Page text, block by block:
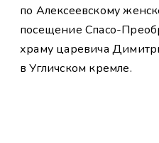
по Алексеевскому
посещение Спасо-
храму царевича
в Угличском кремле.